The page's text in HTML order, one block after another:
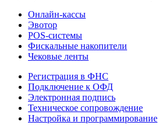
Онлайн-кассы
Эвотор
POS-системы
Фискальные накопители
Чековые ленты
Регистрация в ФНС
Подключение к ОФД
Электронная подпись
Техническое сопровождение
Настройка и программирование